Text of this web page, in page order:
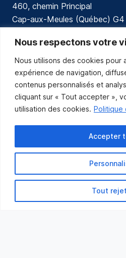
Nous respectons votre
Nous utilisons des cookies pour
expérience de navigation,
contenus personnalisés et
cliquant sur « Tout accepter »,
utilisation des cookies. Politique
Tout
Accepter
460, chemin Principal
Cap-aux-Meules (Québec) G4
418 986-3100
Composez le 1 en tout temps
Abonnez-vous
Abonnez-vous pour
de la Municipalité par